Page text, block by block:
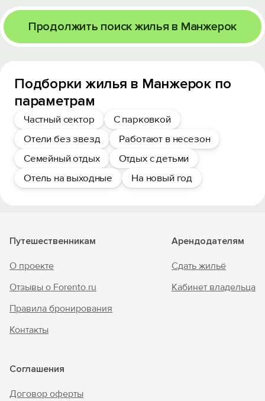
Продолжить поиск жилья в Манжерок
Подборки жилья в Манжерок по
параметрам
Частный сектор
С парковкой
Отели без звезд
Работают в несезон
Семейный отдых
Отдых с детьми
Отель на выходные
На новый год
Путешественникам
О проекте
Отзывы о Forento.ru
Правила бронирования
Контакты
Арендодателям
Сдать жильё
Кабинет владельца
Соглашения
Договор оферты